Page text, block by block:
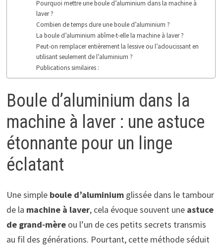
Pourquoi mettre une boule d’aluminium dans la machine à
laver ?
Combien de temps dure une boule d’aluminium ?
La boule d’aluminium abîme-t-elle la machine à laver ?
Peut-on remplacer entièrement la lessive ou l’adoucissant en
utilisant seulement de l’aluminium ?
Publications similaires :
Boule d’aluminium dans la
machine à laver : une astuce
étonnante pour un linge
éclatant
Une simple boule d’aluminiumglissée dans le tambour
de la machine à laver, cela évoque souvent une astuce
de grand-mèreou l’un de ces petits secrets transmis
au fil des générations. Pourtant, cette méthode séduit